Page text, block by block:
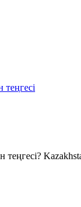
теңгесі?